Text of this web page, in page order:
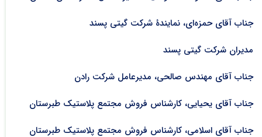
جناب آقای حمزه‌ای، نمایندۀ شرکت گیتی پسند
مدیران شرکت گیتی پسند
جناب آقای مهندس صالحی، مدیرعامل شرکت رادن
جناب آقای یحیایی، کارشناس فروش مجتمع پلاستیک طبرستان
جناب آقای اسلامی، کارشناس فروش مجتمع پلاستیک طبرستان